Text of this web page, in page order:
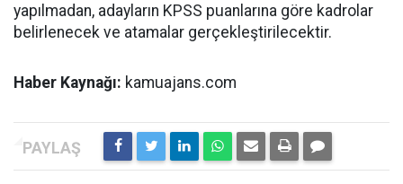
yapılmadan, adayların KPSS puanlarına göre kadrolar
belirlenecek ve atamalar gerçekleştirilecektir.
Haber Kaynağı: kamuajans.com